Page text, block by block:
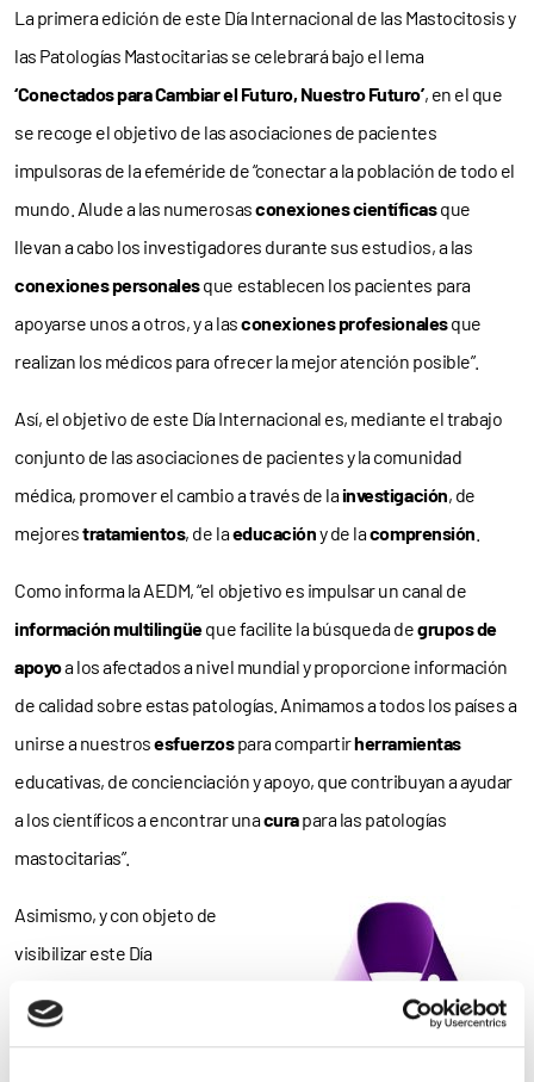
La primera edición de este Día Internacional de las Mastocitosis y
las Patologías Mastocitarias se celebrará bajo el lema
‘Conectados para Cambiar el Futuro, Nuestro Futuro’, en el que
se recoge el objetivo de las asociaciones de pacientes
impulsoras de la efeméride de “conectar a la población de todo el
mundo. Alude a las numerosasconexiones científicasque
llevan a cabo los investigadores durante sus estudios, a las
conexiones personalesque establecen los pacientes para
apoyarse unos a otros, y a lasconexiones profesionalesque
realizan los médicos para ofrecer la mejor atención posible”.
Así, el objetivo de este Día Internacional es, mediante el trabajo
conjunto de las asociaciones de pacientes y la comunidad
médica, promover el cambio a través de lainvestigación, de
mejorestratamientos, de laeducacióny de lacomprensión
Como informa la AEDM, “el objetivo es impulsar un canal de
información multilingüeque facilite la búsqueda degrupos de
apoyoa los afectados a nivel mundial y proporcione información
de calidad sobre estas patologías. Animamos a todos los países a
unirse a nuestrosesfuerzospara compartirherramientas
educativas, de concienciación y apoyo, que contribuyan a ayudar
a los científicos a encontrar unacurapara las patologías
mastocitarias”.
Asimismo, y con objeto de
visibilizar este Día
han diseñado un